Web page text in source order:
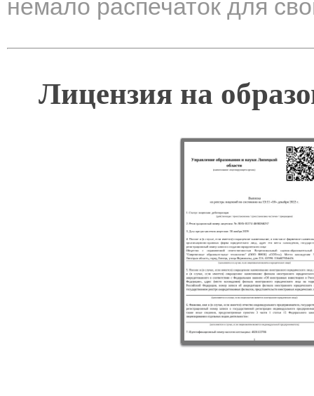
немало распечаток для
Лицензия на